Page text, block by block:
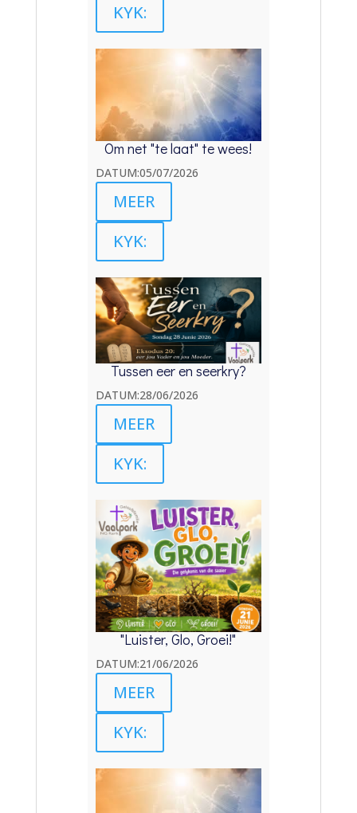
KYK:
Om net "te laat" te wees!
DATUM:05/07/2026
MEER
KYK:
Tussen eer en seerkry?
DATUM:28/06/2026
MEER
KYK:
"Luister, Glo, Groei!"
DATUM:21/06/2026
MEER
KYK: